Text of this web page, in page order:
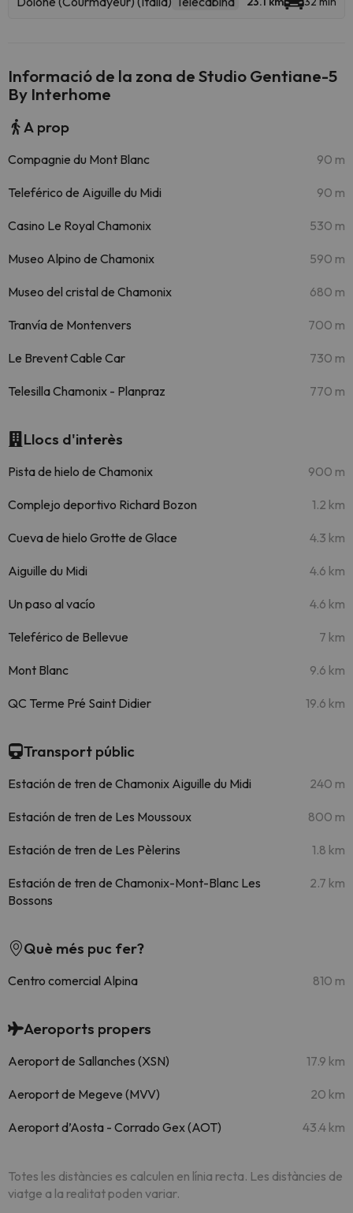
Informació de la zona de Studio Gentiane-5
By Interhome
A prop
Compagnie du Mont Blanc 90 m
Teleférico de Aiguille du Midi 90 m
Casino Le Royal Chamonix 530 m
Museo Alpino de Chamonix 590 m
Museo del cristal de Chamonix 680 m
Tranvía de Montenvers 700 m
Le Brevent Cable Car 730 m
Telesilla Chamonix - Planpraz 770 m
Llocs d'interès
Pista de hielo de Chamonix 900 m
Complejo deportivo Richard Bozon 1.2 km
Cueva de hielo Grotte de Glace 4.3 km
Aiguille du Midi 4.6 km
Un paso al vacío 4.6 km
Teleférico de Bellevue 7 km
Mont Blanc 9.6 km
QC Terme Pré Saint Didier 19.6 km
Transport públic
Estación de tren de Chamonix Aiguille du Midi 240 m
Estación de tren de Les Moussoux 800 m
Estación de tren de Les Pèlerins 1.8 km
Estación de tren de Chamonix-Mont-Blanc Les
Bossons
2.7 km
Què més puc fer?
Centro comercial Alpina 810 m
Aeroports propers
Aeroport de Sallanches (XSN) 17.9 km
Aeroport de Megeve (MVV) 20 km
Aeroport d’Aosta - Corrado Gex (AOT) 43.4 km
Totes les distàncies es calculen en línia recta. Les distàncies de
viatge a la realitat poden variar.